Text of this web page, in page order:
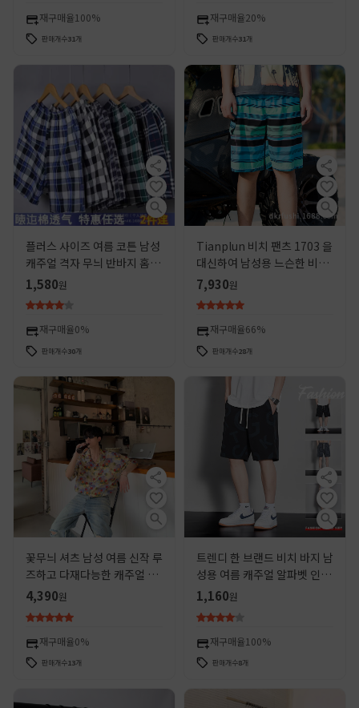
재구매율 100%
판매개수31개
재구매율20%
판매개수31개
플러스 사이즈 여름 코튼 남성
캐주얼 격자 무늬 반바지 홈 루
즈 플러스 사이즈 대형 바지 속
건성 5점 비치 바지
1,580원
재구매율0%
판매개수30개
Tianplun 비치 팬츠 1703 을
대신하여 남성용 느슨한 비치
반바지 남성 캐주얼 5 점 바지
제조업체
7,930원
재구매율66%
판매개수28개
꽃무늬 셔츠 남성 여름 신작 루
즈하고 다재다능한 캐주얼 반
소매 셔츠 비치 리조트 스타일
라펠 카디건 탑
4,390원
재구매율0%
판매개수13개
트렌디 한 브랜드 비치 바지 남
성용 여름 캐주얼 알파벳 인쇄
스포츠 반바지 느슨한 얇은 얼
음 실크 빠른 건조 바지
1,160원
재구매율 100%
판매개수8개